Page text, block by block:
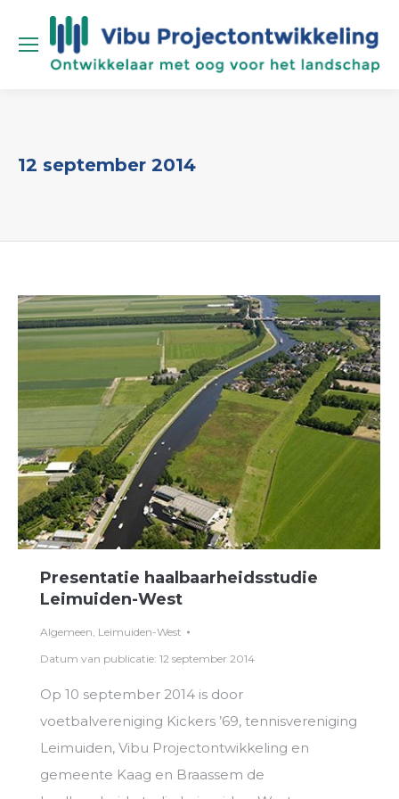
12 september 2014
Presentatie haalbaarheidsstudie
Leimuiden-West
Algemeen Leimuiden-West
Datum van publicatie: 12 september 2014
Op 10 september 2014 is door
voetbalvereniging Kickers ’69, tennisvereniging
Leimuiden, Vibu Projectontwikkeling en
gemeente Kaag en Braassem de